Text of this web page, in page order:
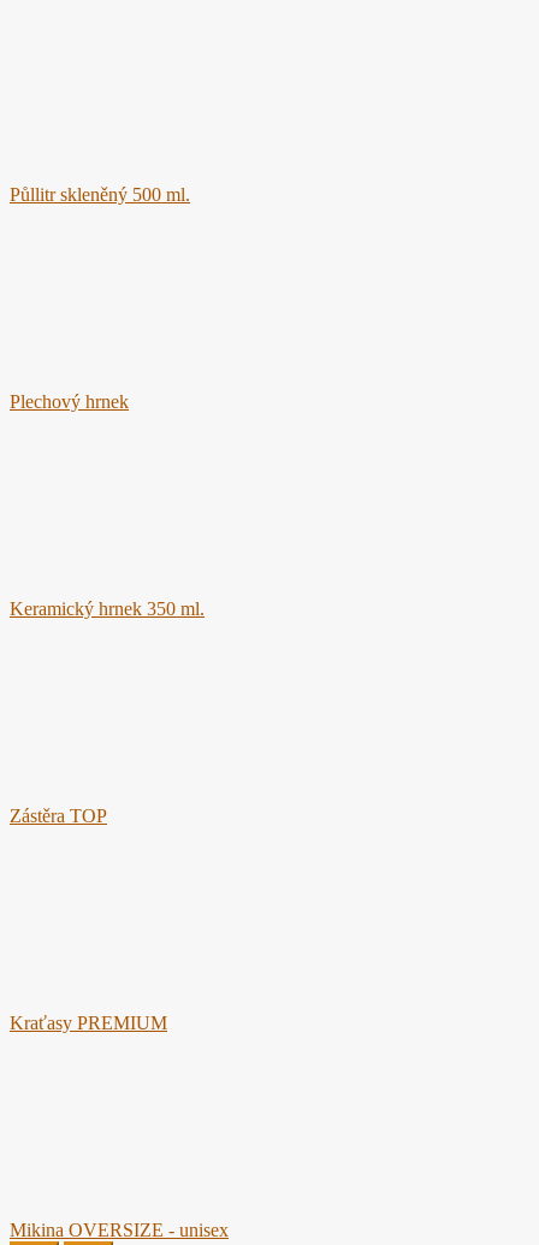
Půllitr skleněný 500 ml.
Plechový hrnek
Keramický hrnek 350 ml.
Zástěra TOP
Kraťasy PREMIUM
Mikina OVERSIZE - unisex